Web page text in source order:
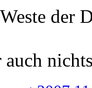
der